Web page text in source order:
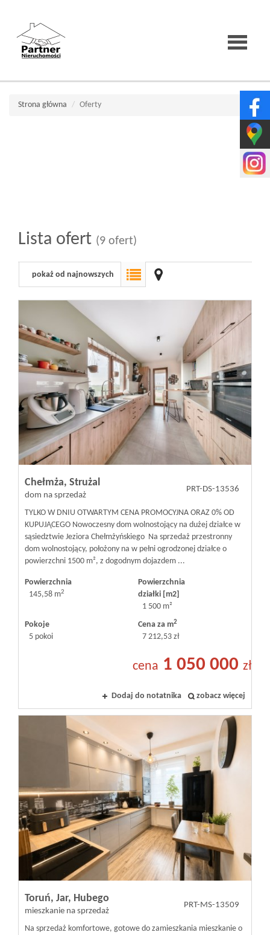
Strona
główna
Kontakt
Notatnik
Blog
Opinie
Strona główna Oferty
Lista ofert (9 ofert)
pokaż od najnowszych
Chełmża, Strużal
dom na sprzedaż
PRT-DS-13536
TYLKO W DNIU OTWARTYM CENA PROMOCYJNA ORAZ 0% OD
KUPUJĄCEGO Nowoczesny dom wolnostojący na dużej działce w
sąsiedztwie Jeziora Chełmżyńskiego Na sprzedaż przestronny
dom wolnostojący, położony na w pełni ogrodzonej działce o
powierzchni 1500 m², z dogodnym dojazdem ...
Powierzchnia
145,58 m2
Powierzchnia
działki [m2]
1 500 m²
Pokoje
5 pokoi
Cena za m2
7 212,53 zł
cena 1 050 000 zł
Dodaj do notatnika zobacz więcej
Toruń, Jar, Hubego
mieszkanie na sprzedaż
PRT-MS-13509
Na sprzedaż komfortowe, gotowe do zamieszkania mieszkanie o